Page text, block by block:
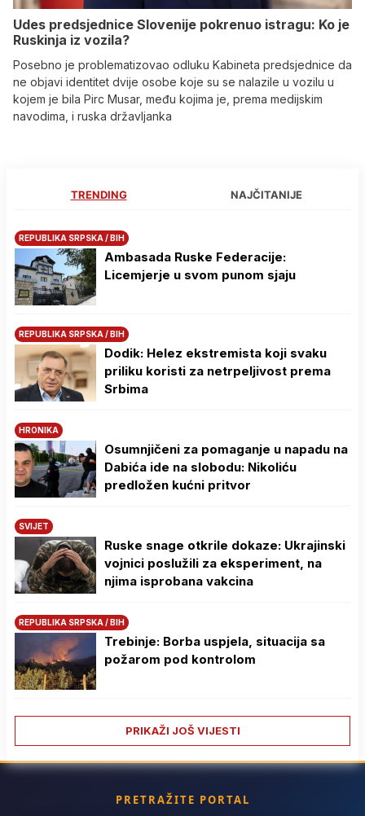
Udes predsjednice Slovenije pokrenuo istragu: Ko je
Ruskinja iz vozila?
Posebno je problematizovao odluku Kabineta predsjednice da
ne objavi identitet dvije osobe koje su se nalazile u vozilu u
kojem je bila Pirc Musar, među kojima je, prema medijskim
navodima, i ruska državljanka
TRENDING NAJČITANIJE
REPUBLIKA SRPSKA / BIH
Ambasada Ruske Federacije:
Licemjerje u svom punom sjaju
REPUBLIKA SRPSKA / BIH
Dodik: Helez ekstremista koji svaku
priliku koristi za netrpeljivost prema
Srbima
HRONIKA
Osumnjičeni za pomaganje u napadu na
Dabića ide na slobodu: Nikoliću
predložen kućni pritvor
SVIJET
Ruske snage otkrile dokaze: Ukrajinski
vojnici poslužili za eksperiment, na
njima isprobana vakcina
REPUBLIKA SRPSKA / BIH
Trebinje: Borba uspjela, situacija sa
požarom pod kontrolom
PRIKAŽI JOŠ VIJESTI
PRETRAŽITE PORTAL